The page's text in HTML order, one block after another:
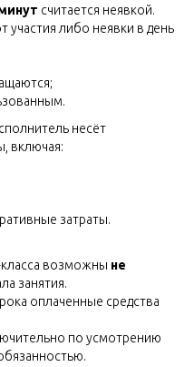
считается неявкой.
участия либо неявки в день
несёт
включая:
затраты.
возможны не
занятия.
оплаченные средства
по усмотрению